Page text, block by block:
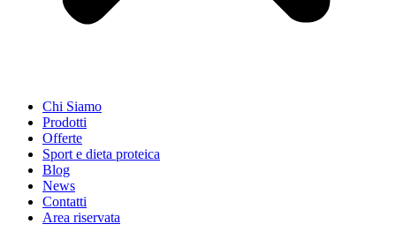
Chi Siamo
Prodotti
Offerte
Sport e dieta proteica
Blog
News
Contatti
Area riservata